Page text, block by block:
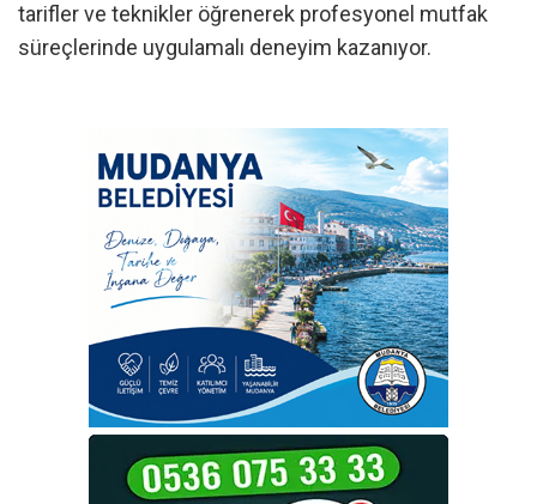
tarifler ve teknikler öğrenerek profesyonel mutfak
süreçlerinde uygulamalı deneyim kazanıyor.